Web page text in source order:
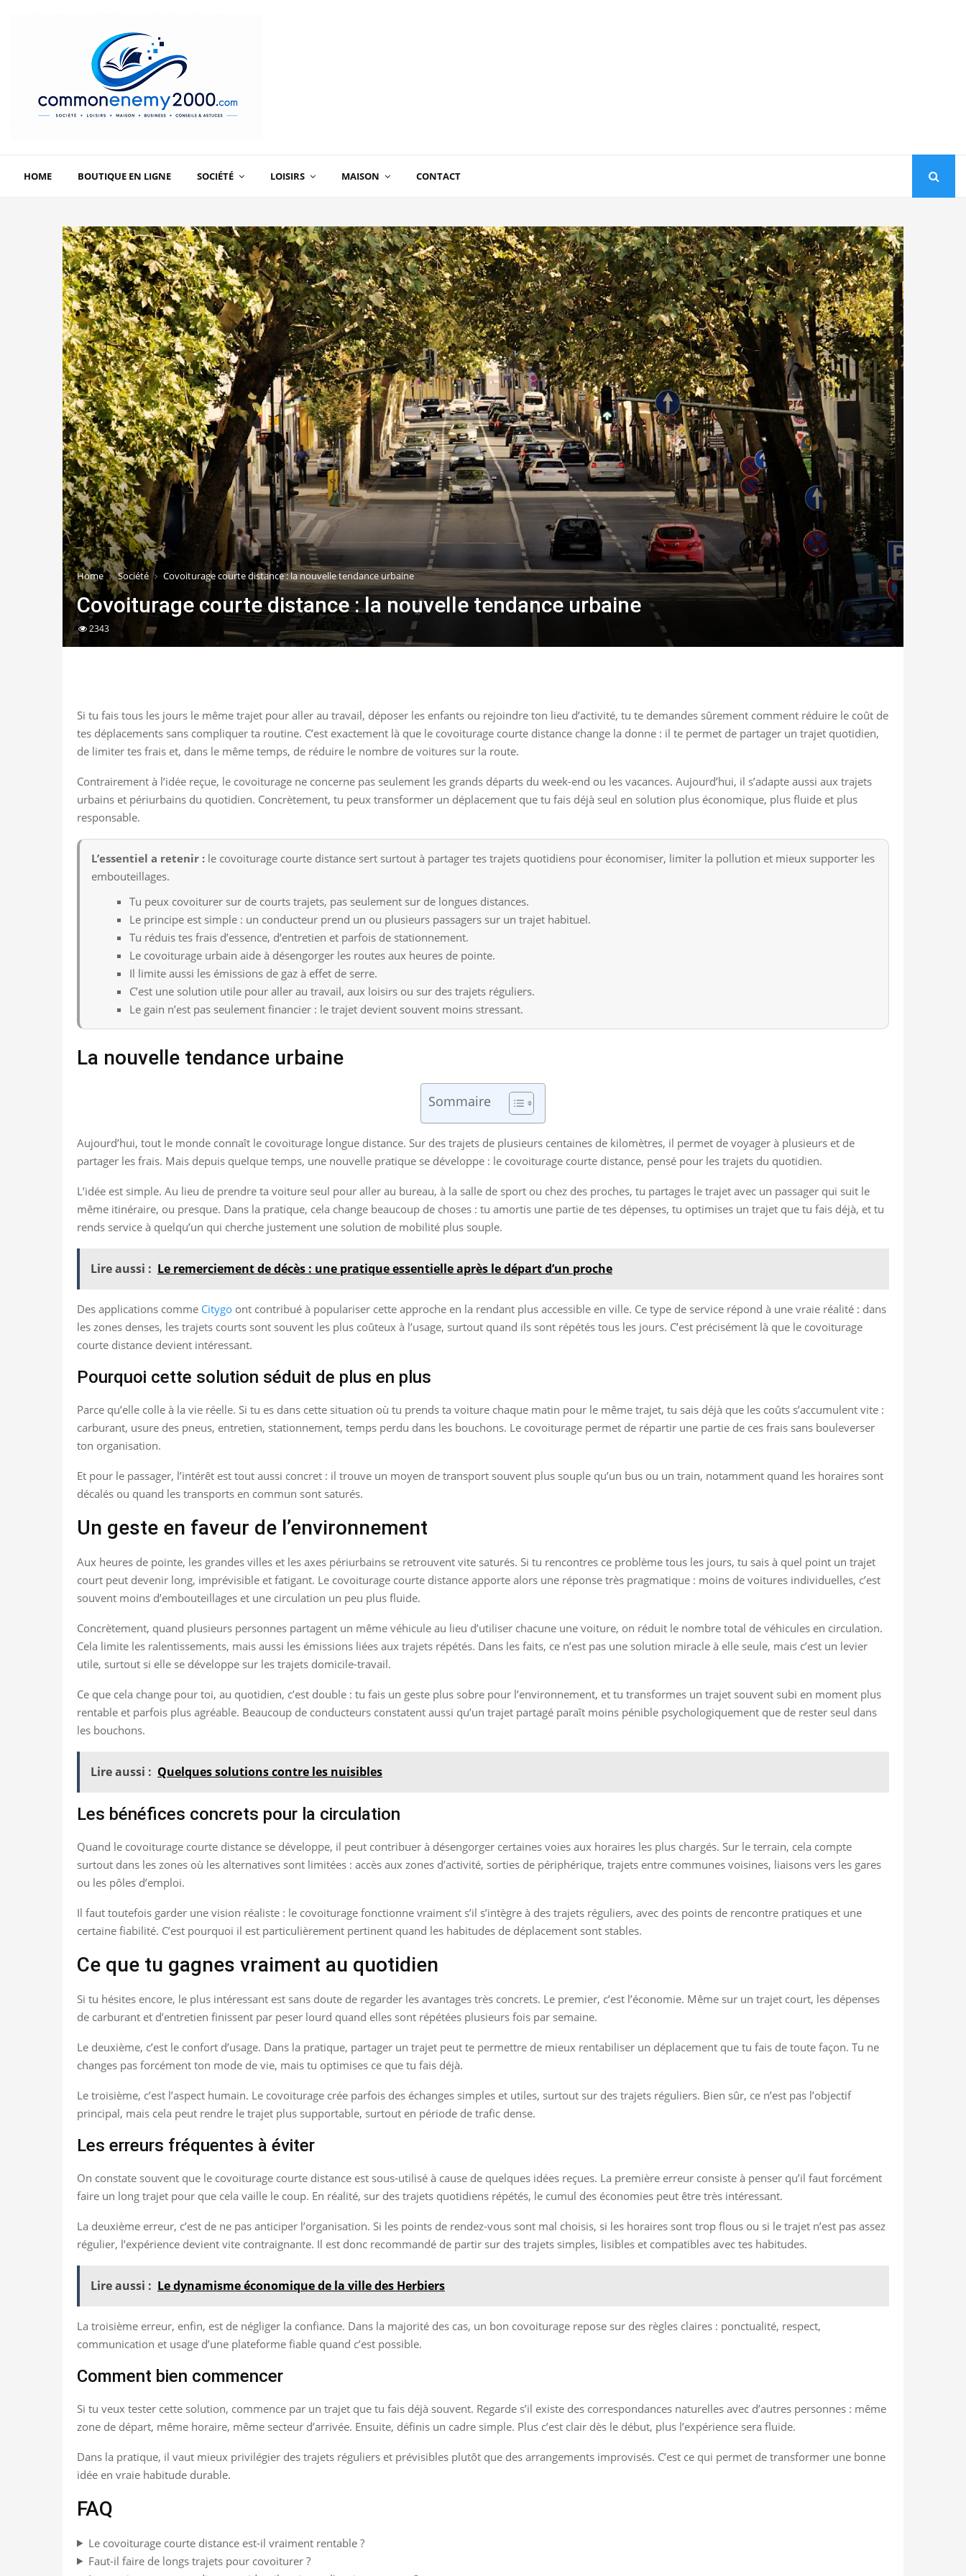
HOME BOUTIQUE EN LIGNE SOCIÉTÉ LOISIRS MAISON CONTACT
Home Société Covoiturage courte distance : la nouvelle tendance urbaine
Covoiturage courte distance : la nouvelle tendance urbaine
2343
Si tu fais tous les jours le même trajet pour aller au travail, déposer les enfants ou rejoindre ton lieu d’activité, tu te demandes sûrement comment réduire le coût de
tes déplacements sans compliquer ta routine. C’est exactement là que le covoiturage courte distance change la donne : il te permet de partager un trajet quotidien,
de limiter tes frais et, dans le même temps, de réduire le nombre de voitures sur la route.
Contrairement à l’idée reçue, le covoiturage ne concerne pas seulement les grands départs du week-end ou les vacances. Aujourd’hui, il s’adapte aussi aux trajets
urbains et périurbains du quotidien. Concrètement, tu peux transformer un déplacement que tu fais déjà seul en solution plus économique, plus fluide et plus
responsable.
L’essentiel a retenir : le covoiturage courte distance sert surtout à partager tes trajets quotidiens pour économiser, limiter la pollution et mieux supporter les
embouteillages.
Tu peux covoiturer sur de courts trajets, pas seulement sur de longues distances.
Le principe est simple : un conducteur prend un ou plusieurs passagers sur un trajet habituel.
Tu réduis tes frais d’essence, d’entretien et parfois de stationnement.
Le covoiturage urbain aide à désengorger les routes aux heures de pointe.
Il limite aussi les émissions de gaz à effet de serre.
C’est une solution utile pour aller au travail, aux loisirs ou sur des trajets réguliers.
Le gain n’est pas seulement financier : le trajet devient souvent moins stressant.
La nouvelle tendance urbaine
Sommaire
Aujourd’hui, tout le monde connaît le covoiturage longue distance. Sur des trajets de plusieurs centaines de kilomètres, il permet de voyager à plusieurs et de
partager les frais. Mais depuis quelque temps, une nouvelle pratique se développe : le covoiturage courte distance, pensé pour les trajets du quotidien.
L’idée est simple. Au lieu de prendre ta voiture seul pour aller au bureau, à la salle de sport ou chez des proches, tu partages le trajet avec un passager qui suit le
même itinéraire, ou presque. Dans la pratique, cela change beaucoup de choses : tu amortis une partie de tes dépenses, tu optimises un trajet que tu fais déjà, et tu
rends service à quelqu’un qui cherche justement une solution de mobilité plus souple.
Lire aussi : Le remerciement de décès : une pratique essentielle après le départ d’un proche
Des applications comme Citygo ont contribué à populariser cette approche en la rendant plus accessible en ville. Ce type de service répond à une vraie réalité : dans
les zones denses, les trajets courts sont souvent les plus coûteux à l’usage, surtout quand ils sont répétés tous les jours. C’est précisément là que le covoiturage
courte distance devient intéressant.
Pourquoi cette solution séduit de plus en plus
Parce qu’elle colle à la vie réelle. Si tu es dans cette situation où tu prends ta voiture chaque matin pour le même trajet, tu sais déjà que les coûts s’accumulent vite :
carburant, usure des pneus, entretien, stationnement, temps perdu dans les bouchons. Le covoiturage permet de répartir une partie de ces frais sans bouleverser
ton organisation.
Et pour le passager, l’intérêt est tout aussi concret : il trouve un moyen de transport souvent plus souple qu’un bus ou un train, notamment quand les horaires sont
décalés ou quand les transports en commun sont saturés.
Un geste en faveur de l’environnement
Aux heures de pointe, les grandes villes et les axes périurbains se retrouvent vite saturés. Si tu rencontres ce problème tous les jours, tu sais à quel point un trajet
court peut devenir long, imprévisible et fatigant. Le covoiturage courte distance apporte alors une réponse très pragmatique : moins de voitures individuelles, c’est
souvent moins d’embouteillages et une circulation un peu plus fluide.
Concrètement, quand plusieurs personnes partagent un même véhicule au lieu d’utiliser chacune une voiture, on réduit le nombre total de véhicules en circulation.
Cela limite les ralentissements, mais aussi les émissions liées aux trajets répétés. Dans les faits, ce n’est pas une solution miracle à elle seule, mais c’est un levier
utile, surtout si elle se développe sur les trajets domicile-travail.
Ce que cela change pour toi, au quotidien, c’est double : tu fais un geste plus sobre pour l’environnement, et tu transformes un trajet souvent subi en moment plus
rentable et parfois plus agréable. Beaucoup de conducteurs constatent aussi qu’un trajet partagé paraît moins pénible psychologiquement que de rester seul dans
les bouchons.
Lire aussi : Quelques solutions contre les nuisibles
Les bénéfices concrets pour la circulation
Quand le covoiturage courte distance se développe, il peut contribuer à désengorger certaines voies aux horaires les plus chargés. Sur le terrain, cela compte
surtout dans les zones où les alternatives sont limitées : accès aux zones d’activité, sorties de périphérique, trajets entre communes voisines, liaisons vers les gares
ou les pôles d’emploi.
Il faut toutefois garder une vision réaliste : le covoiturage fonctionne vraiment s’il s’intègre à des trajets réguliers, avec des points de rencontre pratiques et une
certaine fiabilité. C’est pourquoi il est particulièrement pertinent quand les habitudes de déplacement sont stables.
Ce que tu gagnes vraiment au quotidien
Si tu hésites encore, le plus intéressant est sans doute de regarder les avantages très concrets. Le premier, c’est l’économie. Même sur un trajet court, les dépenses
de carburant et d’entretien finissent par peser lourd quand elles sont répétées plusieurs fois par semaine.
Le deuxième, c’est le confort d’usage. Dans la pratique, partager un trajet peut te permettre de mieux rentabiliser un déplacement que tu fais de toute façon. Tu ne
changes pas forcément ton mode de vie, mais tu optimises ce que tu fais déjà.
Le troisième, c’est l’aspect humain. Le covoiturage crée parfois des échanges simples et utiles, surtout sur des trajets réguliers. Bien sûr, ce n’est pas l’objectif
principal, mais cela peut rendre le trajet plus supportable, surtout en période de trafic dense.
Les erreurs fréquentes à éviter
On constate souvent que le covoiturage courte distance est sous-utilisé à cause de quelques idées reçues. La première erreur consiste à penser qu’il faut forcément
faire un long trajet pour que cela vaille le coup. En réalité, sur des trajets quotidiens répétés, le cumul des économies peut être très intéressant.
La deuxième erreur, c’est de ne pas anticiper l’organisation. Si les points de rendez-vous sont mal choisis, si les horaires sont trop flous ou si le trajet n’est pas assez
régulier, l’expérience devient vite contraignante. Il est donc recommandé de partir sur des trajets simples, lisibles et compatibles avec tes habitudes.
Lire aussi : Le dynamisme économique de la ville des Herbiers
La troisième erreur, enfin, est de négliger la confiance. Dans la majorité des cas, un bon covoiturage repose sur des règles claires : ponctualité, respect,
communication et usage d’une plateforme fiable quand c’est possible.
Comment bien commencer
Si tu veux tester cette solution, commence par un trajet que tu fais déjà souvent. Regarde s’il existe des correspondances naturelles avec d’autres personnes : même
zone de départ, même horaire, même secteur d’arrivée. Ensuite, définis un cadre simple. Plus c’est clair dès le début, plus l’expérience sera fluide.
Dans la pratique, il vaut mieux privilégier des trajets réguliers et prévisibles plutôt que des arrangements improvisés. C’est ce qui permet de transformer une bonne
idée en vraie habitude durable.
FAQ
Le covoiturage courte distance est-il vraiment rentable ?
Faut-il faire de longs trajets pour covoiturer ?